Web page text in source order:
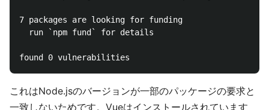
7 packages are looking for funding
  run `npm fund` for details
これはNode.jsのバージョンが一部のパッケージの要求と
一致しないためです。Vueはインストールされています